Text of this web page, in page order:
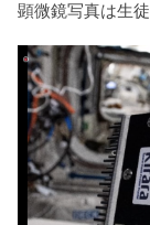
顕微鏡写真は生